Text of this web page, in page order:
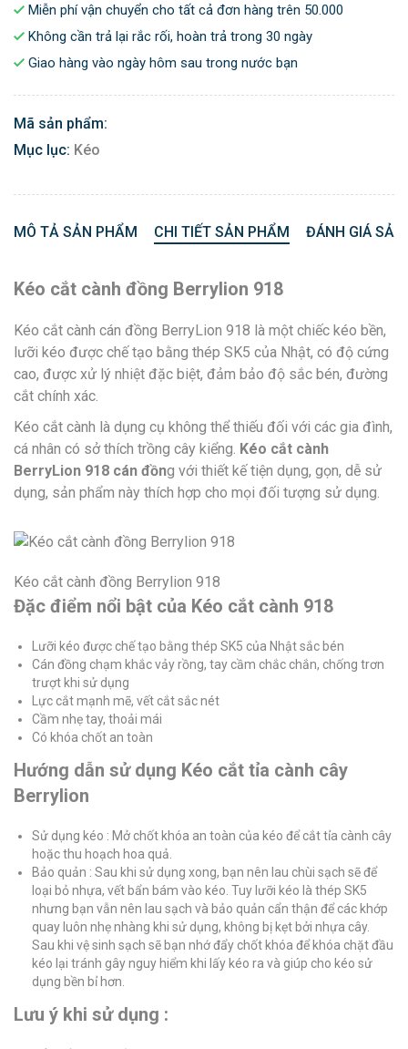
Miễn phí vận chuyển cho tất cả đơn hàng trên 50.000
Không cần trả lại rắc rối, hoàn trả trong 30 ngày
Giao hàng vào ngày hôm sau trong nước bạn
Mã sản phẩm:
Mục lục: Kéo
MÔ TẢ SẢN PHẨM CHI TIẾT SẢN PHẨM ĐÁNH GIÁ
Kéo cắt cành đồng Berrylion 918
Kéo cắt cành cán đồng BerryLion 918 là một chiếc kéo bền,
lưỡi kéo được chế tạo bằng thép SK5 của Nhật, có độ cứng
cao, được xử lý nhiệt đặc biệt, đảm bảo độ sắc bén, đường
cắt chính xác.
Kéo cắt cành là dụng cụ không thể thiếu đối với các gia đình,
cá nhân có sở thích trồng cây kiểng. Kéo cắt cành
BerryLion 918 cán đồng với thiết kế tiện dụng, gọn, dễ sử
dụng, sản phẩm này thích hợp cho mọi đối tượng sử dụng.
Kéo cắt cành đồng Berrylion 918
Đặc điểm nổi bật của Kéo cắt cành 918
Lưỡi kéo được chế tạo bằng thép SK5 của Nhật sắc bén
Cán đồng chạm khắc vảy rồng, tay cầm chắc chắn, chống trơn
trượt khi sử dụng
Lực cắt mạnh mẽ, vết cắt sắc nét
Cầm nhẹ tay, thoải mái
Có khóa chốt an toàn
Hướng dẫn sử dụng Kéo cắt tỉa cành cây
Berrylion
Sử dụng kéo : Mở chốt khóa an toàn của kéo để cắt tỉa cành cây
hoặc thu hoạch hoa quả.
Bảo quản : Sau khi sử dụng xong, bạn nên lau chùi sạch sẽ để
loại bỏ nhựa, vết bẩn bám vào kéo. Tuy lưỡi kéo là thép SK5
nhưng bạn vẫn nên lau sạch và bảo quản cẩn thận để các khớp
quay luôn nhẹ nhàng khi sử dụng, không bị kẹt bởi nhựa cây.
Sau khi vệ sinh sạch sẽ bạn nhớ đẩy chốt khóa để khóa chặt đầu
kéo lại tránh gây nguy hiểm khi lấy kéo ra và giúp cho kéo sử
dụng bền bỉ hơn.
Lưu ý khi sử dụng :